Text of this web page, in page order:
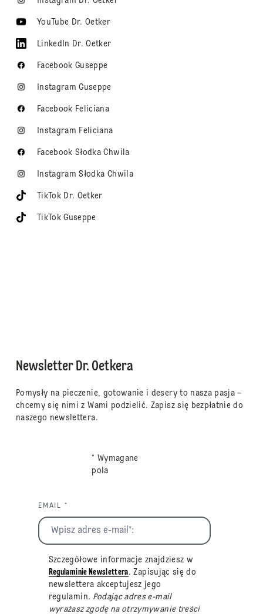
YouTube Dr. Oetker
LinkedIn Dr. Oetker
Facebook Guseppe
Instagram Guseppe
Facebook Feliciana
Instagram Feliciana
Facebook Słodka Chwila
Instagram Słodka Chwila
TikTok Dr. Oetker
TikTok Guseppe
Newsletter Dr. Oetkera
Pomysły na pieczenie, gotowanie i desery to nasza pasja –
chcemy się nimi z Wami podzielić. Zapisz się bezpłatnie do
naszego newslettera.
* Wymagane
pola
EMAIL *
Szczegółowe informacje znajdziesz w
Regulaminie Newslettera. Zapisując się do
newslettera akceptujesz jego
regulamin. Podając adres e-mail
wyrażasz zgodę na otrzymywanie treści